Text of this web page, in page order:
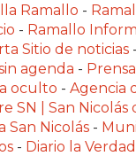
Ramallo -
- Ramallo
Sitio de noticias -
agenda -
oculto - Agencia
SN | San Nicolás
San Nicolás -
- Diario la Verdad